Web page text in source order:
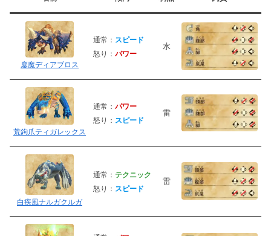
鏖魔ディアブロス
通常： スピード
怒り： パワー
水
荒鉤爪ティガレックス
通常： パワー
怒り： スピード
雷
白疾風ナルガクルガ
通常： テクニック
怒り： スピード
雷